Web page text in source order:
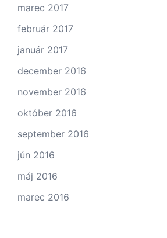
marec 2017
február 2017
január 2017
december 2016
november 2016
október 2016
september 2016
jún 2016
máj 2016
marec 2016